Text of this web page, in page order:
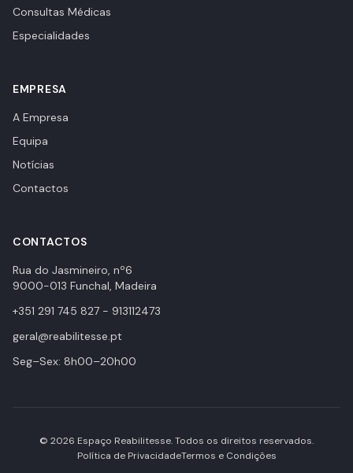
Consultas Médicas
Especialidades
EMPRESA
A Empresa
Equipa
Notícias
Contactos
CONTACTOS
Rua do Jasmineiro, nº6
9000-013 Funchal, Madeira
+351 291 745 827 - 913112473
geral@reabilitesse.pt
Seg–Sex: 8h00–20h00
© 2026 Espaço Reabilitesse. Todos os direitos reservados.
Política de PrivacidadeTermos e Condições